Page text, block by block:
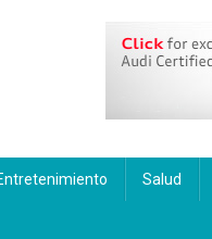
Salud